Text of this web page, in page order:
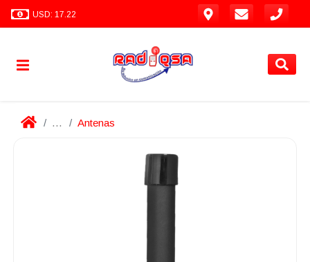
USD: 17.22
... Antenas